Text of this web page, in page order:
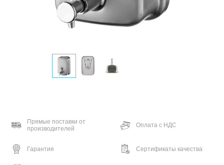
Прямые поставки от
производителей
Оплата с НДС
Гарантия Сертификаты качества